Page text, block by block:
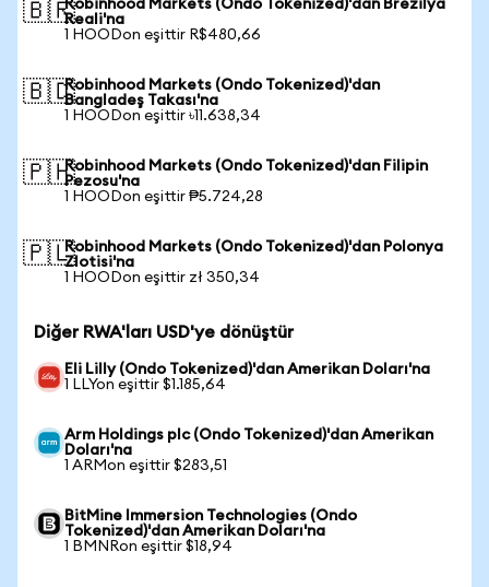
🇧🇷Robinhood Markets (Ondo Tokenized)'dan Brezilya
Reali'na
1 HOODon eşittir R$480,66
🇧🇩Robinhood Markets (Ondo Tokenized)'dan
Bangladeş Takası'na
1 HOODon eşittir ৳11.638,34
🇵🇭Robinhood Markets (Ondo Tokenized)'dan Filipin
Pezosu'na
1 HOODon eşittir ₱5.724,28
🇵🇱Robinhood Markets (Ondo Tokenized)'dan Polonya
Zlotisi'na
1 HOODon eşittir zł 350,34
Diğer RWA'ları USD'ye dönüştür
Eli Lilly (Ondo Tokenized)'dan Amerikan Doları'na
1 LLYon eşittir $1.185,64
Arm Holdings plc (Ondo Tokenized)'dan Amerikan
Doları'na
1 ARMon eşittir $283,51
BitMine Immersion Technologies (Ondo
Tokenized)'dan Amerikan Doları'na
1 BMNRon eşittir $18,94